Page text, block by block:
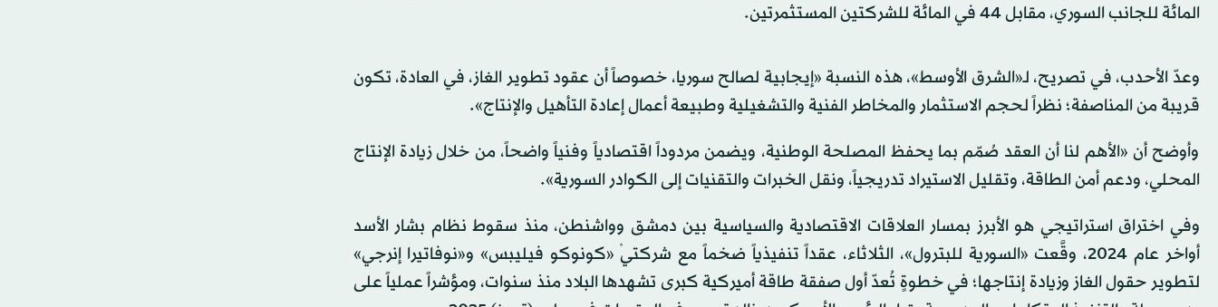
المائة للجانب السوري، مقابل 44 في المائة للشركتين المستثمرتين.
وعدّ الأحدب، في تصريح، لـ«الشرق الأوسط»، هذه النسبة «إيجابية لصالح سوريا، خصوصاً أن عقود تطوير الغاز، في العادة، تكون
قريبة من المناصفة؛ نظراً لحجم الاستثمار والمخاطر الفنية والتشغيلية وطبيعة أعمال إعادة التأهيل والإنتاج».
وأوضح أن «الأهم لنا أن العقد صُمّم بما يحفظ المصلحة الوطنية، ويضمن مردوداً اقتصادياً وفنياً واضحاً، من خلال زيادة الإنتاج
المحلي، ودعم أمن الطاقة، وتقليل الاستيراد تدريجياً، ونقل الخبرات والتقنيات إلى الكوادر السورية».
وفي اختراق استراتيجي هو الأبرز بمسار العلاقات الاقتصادية والسياسية بين دمشق وواشنطن، منذ سقوط نظام بشار الأسد
أواخر عام 2024، وقَّعت «السورية للبترول»، الثلاثاء، عقداً تنفيذياً ضخماً مع شركتيْ «كونوكو فيليبس» و«نوفاتيرا إنرجي»
لتطوير حقول الغاز وزيادة إنتاجها؛ في خطوةٍ تُعدّ أول صفقة طاقة أميركية كبرى تشهدها البلاد منذ سنوات، ومؤشراً عملياً على